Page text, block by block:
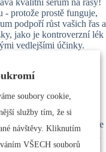
kvalitní sérum na řasy!
- protože prostě funguje,
podpoří růst vašich řas a
jako je kontroverzní lék
vedlejšími účinky.
účinky: Lazru s
sladěných přírodních
očí. Za to je
olejů z pravé
jalovce. Pokud budete
tří měsíců, můžete se
péče o vaše řasy - a
soubory cookie,
služby tím, že si
návštěvy. Kliknutím
VŠECH souborů